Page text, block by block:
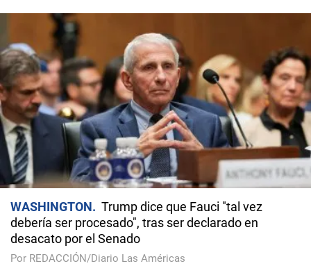
WASHINGTON
Trump dice que Fauci "tal vez
debería ser procesado", tras ser declarado en
desacato por el Senado
Por REDACCIÓN/Diario Las Américas